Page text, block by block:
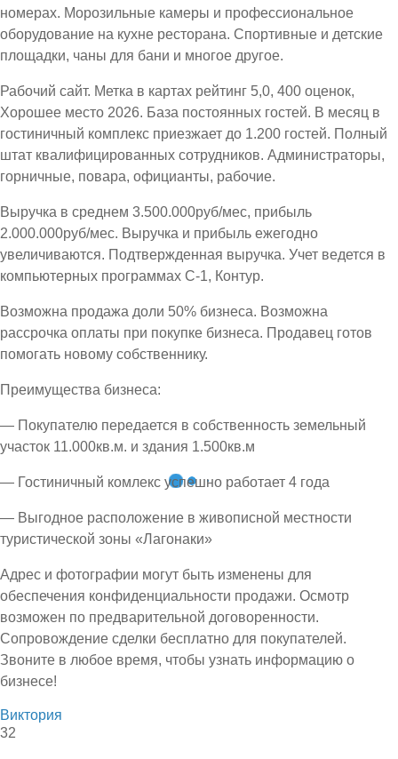
номерах. Морозильные камеры и профессиональное
оборудование на кухне ресторана. Спортивные и детские
площадки, чаны для бани и многое другое.
Рабочий сайт. Метка в картах рейтинг 5,0, 400 оценок,
Хорошее место 2026. База постоянных гостей. В месяц в
гостиничный комплекс приезжает до 1.200 гостей. Полный
штат квалифицированных сотрудников. Администраторы,
горничные, повара, официанты, рабочие.
Выручка в среднем 3.500.000руб/мес, прибыль
2.000.000руб/мес. Выручка и прибыль ежегодно
увеличиваются. Подтвержденная выручка. Учет ведется в
компьютерных программах С-1, Контур.
Возможна продажа доли 50% бизнеса. Возможна
рассрочка оплаты при покупке бизнеса. Продавец готов
помогать новому собственнику.
Преимущества бизнеса:
— Покупателю передается в собственность земельный
участок 11.000кв.м. и здания 1.500кв.м
— Гостиничный комлекс успешно работает 4 года
— Выгодное расположение в живописной местности
туристической зоны «Лагонаки»
Адрес и фотографии могут быть изменены для
обеспечения конфиденциальности продажи. Осмотр
возможен по предварительной договоренности.
Сопровождение сделки бесплатно для покупателей.
Звоните в любое время, чтобы узнать информацию о
бизнесе!
Виктория
32